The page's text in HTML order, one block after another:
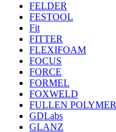
FELDER
FESTOOL
Fit
FITTER
FLEXIFOAM
FOCUS
FORCE
FORMEL
FOXWELD
FULLEN POLYMER
GDLabs
GLANZ